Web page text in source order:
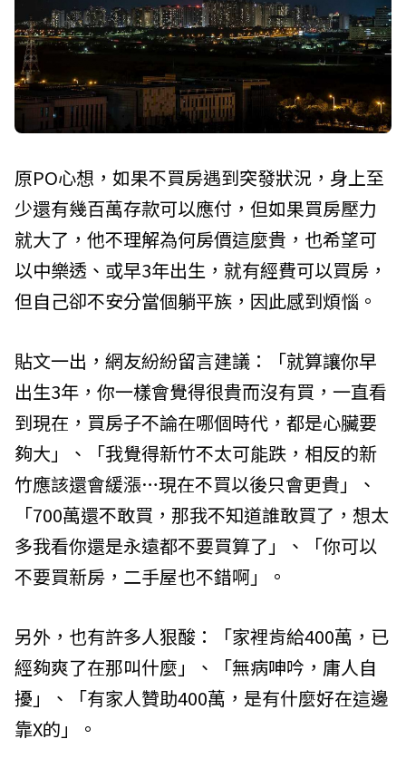
原PO心想，如果不買房遇到突發狀況，身上至
少還有幾百萬存款可以應付，但如果買房壓力
就大了，他不理解為何房價這麼貴，也希望可
以中樂透、或早3年出生，就有經費可以買房，
但自己卻不安分當個躺平族，因此感到煩惱。
貼文一出，網友紛紛留言建議：「就算讓你早
出生3年，你一樣會覺得很貴而沒有買，一直看
到現在，買房子不論在哪個時代，都是心臟要
夠大」、「我覺得新竹不太可能跌，相反的新
竹應該還會緩漲…現在不買以後只會更貴」、
「700萬還不敢買，那我不知道誰敢買了，想太
多我看你還是永遠都不要買算了」、「你可以
不要買新房，二手屋也不錯啊」。
另外，也有許多人狠酸：「家裡肯給400萬，已
經夠爽了在那叫什麼」、「無病呻吟，庸人自
擾」、「有家人贊助400萬，是有什麼好在這邊
靠X的」。